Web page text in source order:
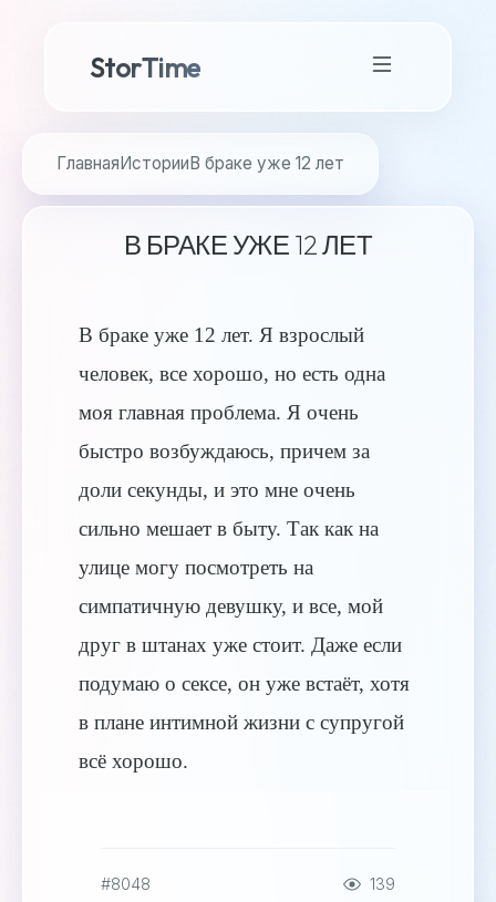
StorTime
ГлавнаяИсторииВ браке уже 12 лет
В БРАКЕ УЖЕ 12 ЛЕТ
В браке уже 12 лет. Я взрослый
человек, все хорошо, но есть одна
моя главная проблема. Я очень
быстро возбуждаюсь, причем за
доли секунды, и это мне очень
сильно мешает в быту. Так как на
улице могу посмотреть на
симпатичную девушку, и все, мой
друг в штанах уже стоит. Даже если
подумаю о сексе, он уже встаёт, хотя
в плане интимной жизни с супругой
всё хорошо.
#8048
139